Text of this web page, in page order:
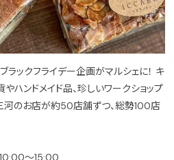
ラックフライデー企画がマルシェに！ キ
やハンドメイド品、珍しいワークショップ
河のお店が約50店舗ずつ、総勢100店
10:00～15:00